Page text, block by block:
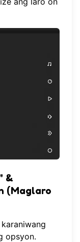
&
(Maglaro
opsyon.